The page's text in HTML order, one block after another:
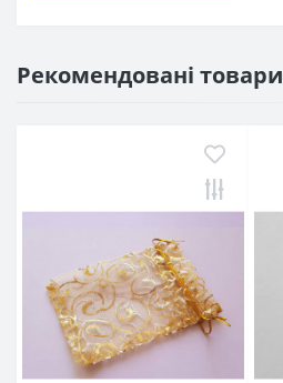
Рекомендовані товари